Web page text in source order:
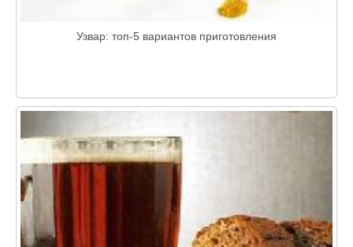
Узвар: топ-5 вариантов приготовления